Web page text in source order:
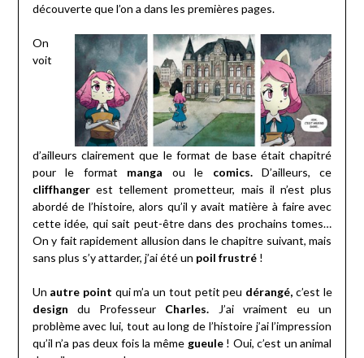
découverte que l’on a dans les premières pages.
On
voit
d’ailleurs clairement que le format de base était chapitré
pour le format manga ou le comics.D’ailleurs, ce
cliffhangerest tellement prometteur, mais il n’est plus
abordé de l’histoire, alors qu’il y avait matière à faire avec
cette idée, qui sait peut-être dans des prochains tomes…
On y fait rapidement allusion dans le chapitre suivant, mais
sans plus s’y attarder, j’ai été un poil frustré!
Un autre point qui m’a un tout petit peu dérangé, c’est le
design du Professeur Charles. J’ai vraiment eu un
problème avec lui, tout au long de l’histoire j’ai l’impression
qu’il n’a pas deux fois la même gueule! Oui, c’est un animal